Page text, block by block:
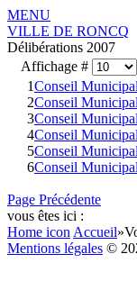
MENU
VILLE DE RONCQ
Délibérations 2007
Affichage #
1Conseil
2Conseil
3Conseil
4Conseil
5Conseil
6Conseil
Page Précédente
vous êtes ici :
Home icon Accueil»
Mentions légales ©